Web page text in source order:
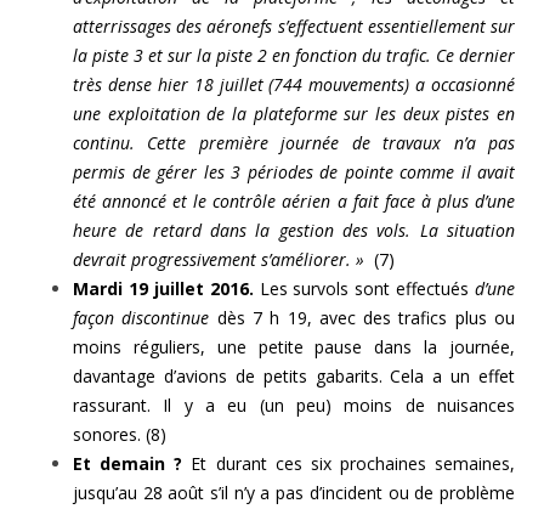
atterrissages des aéronefs s’effectuent essentiellement sur
la piste 3 et sur la piste 2 en fonction du trafic. Ce dernier
très dense hier 18 juillet (744 mouvements) a occasionné
une exploitation de la plateforme sur les deux pistes en
continu. Cette première journée de travaux n’a pas
permis de gérer les 3 périodes de pointe comme il avait
été annoncé et le contrôle aérien a fait face à plus d’une
heure de retard dans la gestion des vols. La situation
devrait progressivement s’améliorer. » (7)
Mardi 19 juillet 2016. Les survols sont effectués d’une
façon discontinue dès 7 h 19, avec des trafics plus ou
moins réguliers, une petite pause dans la journée,
davantage d’avions de petits gabarits. Cela a un effet
rassurant. Il y a eu (un peu) moins de nuisances
sonores. (8)
Et demain ? Et durant ces six prochaines semaines,
jusqu’au 28 août s’il n’y a pas d’incident ou de problème